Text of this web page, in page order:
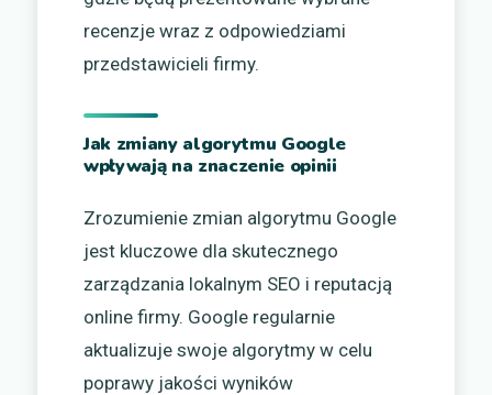
recenzje wraz z odpowiedziami
przedstawicieli firmy.
Jak zmiany algorytmu Google
wpływają na znaczenie opinii
Zrozumienie zmian algorytmu Google
jest kluczowe dla skutecznego
zarządzania lokalnym SEO i reputacją
online firmy. Google regularnie
aktualizuje swoje algorytmy w celu
poprawy jakości wyników